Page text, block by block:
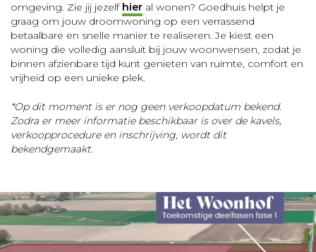
omgeving. Zie jij jezelf hier al wonen? Goedhuis helpt je
graag om jouw droomwoning op een verrassend
betaalbare en snelle manier te realiseren. Je kiest een
woning die volledig aansluit bij jouw woonwensen, zodat je
binnen afzienbare tijd kunt genieten van ruimte, comfort en
vrijheid op een unieke plek.
*Op dit moment is er nog geen verkoopdatum bekend.
Zodra er meer informatie beschikbaar is over de kavels,
verkoopprocedure en inschrijving, wordt dit
bekendgemaakt.